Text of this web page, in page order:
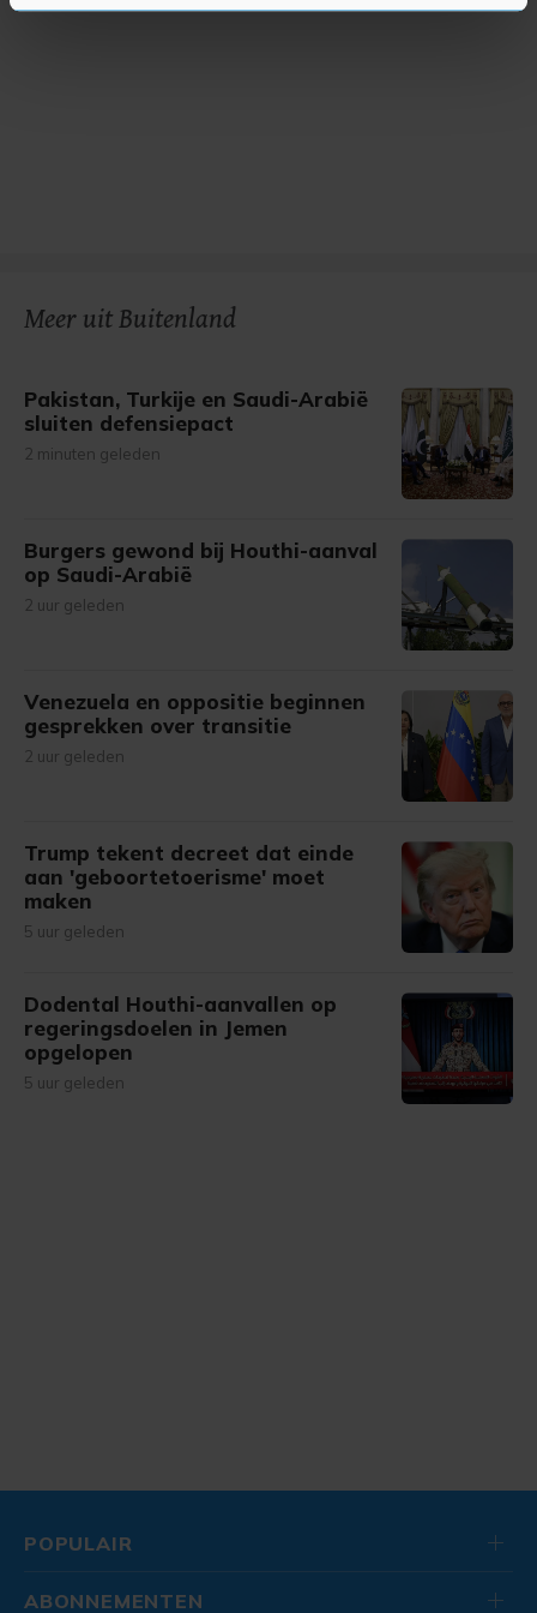
U kunt uw toestemming op elk moment wijzigen of
Meer uit Buitenland
Pakistan, Turkije en Saudi-Arabië
sluiten defensiepact
2 minuten geleden
Burgers gewond bij Houthi-aanval
op Saudi-Arabië
2 uur geleden
Venezuela en oppositie beginnen
gesprekken over transitie
2 uur geleden
Trump tekent decreet dat einde
aan 'geboortetoerisme' moet
maken
5 uur geleden
Dodental Houthi-aanvallen op
regeringsdoelen in Jemen
opgelopen
5 uur geleden
POPULAIR
ABONNEMENTEN